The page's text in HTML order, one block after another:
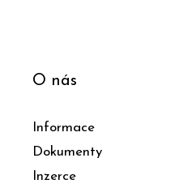
O nás
Informace
Dokumenty
Inzerce